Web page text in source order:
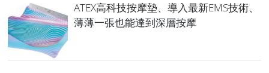
ATEX高科技按摩墊、導入最新EMS技術、
薄薄一張也能達到深層按摩